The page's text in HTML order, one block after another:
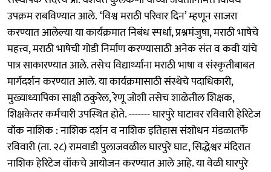
उपक्रम राबविण्यात आले. ‘विश्व मराठी परिवार दिन’ म्हणून साजरा
करण्यात आलेल्या या कार्यक्रमात निबंध स्पर्धा, प्रश्नमंजुषा, मराठी भाषेचे
महत्त्व, मराठी भाषेची गोडी निर्माण करण्यासाठी अनेक संत व कवी यांचे
पात्र साकारण्यात आले. तसेच विद्यार्थ्यांना मराठी भाषा व संस्कृतीबाबत
मार्गदर्शन करण्यात आले. या कार्यक्रमासाठी संस्थेचे पदाधिकारी,
मुख्याध्यापिका साक्षी ठकुरेल, रेणू जोशी तसेच शाळेतील शिक्षक,
शिक्षकेतर कर्मचारी उपस्थित होते. ------- घारपुरे घाटावर रविवारी हेरिटेज
वॉक नाशिक : नाशिक दर्शन व नाशिक इतिहास संशोधन मंडळातर्फे
रविवारी (ता. २८) रामवाडी पुलाजवळील घारपुरे घाट, सिद्धेश्वर मंदिरात
नाशिक हेरिटेज वॉकचे आयोजन करण्यात आले आहे. या वेळी घारपुरे